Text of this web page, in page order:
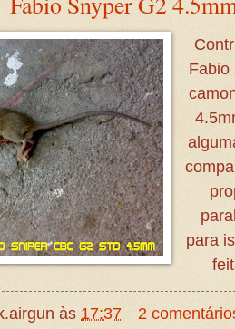
Fabio
para
às 17:37 2